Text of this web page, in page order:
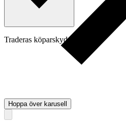
Traderas köparskydd
Hoppa över karusell